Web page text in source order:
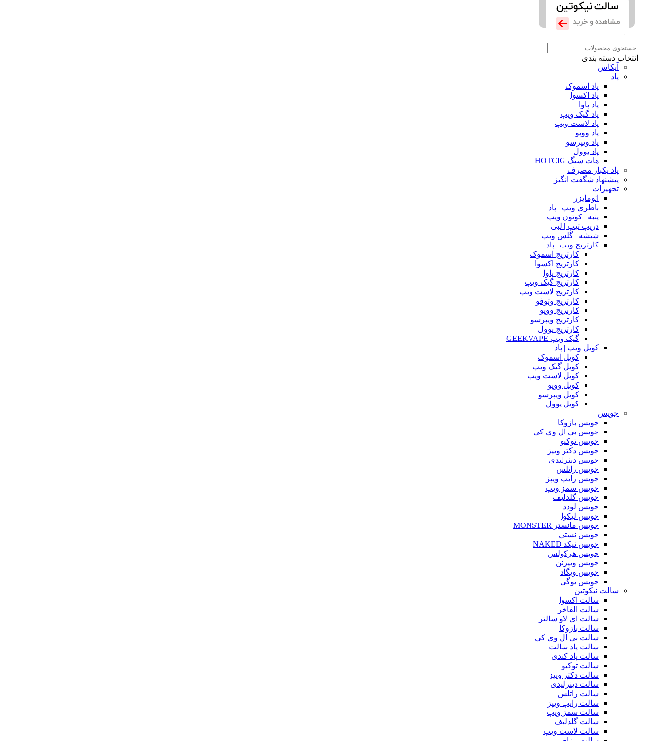
انتخاب دسته بندی
آیکاس
پاد
پاد اسموک
پاد اکسوا
پاد پاوا
پاد گیک ویپ
پاد لاست ویپ
پاد ووپو
پاد ویپرسو
پاد یوول
هات سیگ HOTCIG
پاد یکبار مصرف
پیشنهاد شگفت انگیز
تجهیزات
اتومایزر
باطری ویپ | پاد
پنبه | کوتون ویپ
دریپ تیپ | لبی
شیشه | گلس ویپ
کارتریج ویپ | پاد
کارتریج اسموک
کارتریج اکسوا
کارتریج پاوا
کارتریج گیک ویپ
کارتریج لاست ویپ
کارتریج وتوفو
کارتریج ووپو
کارتریج ویپرسو
کارتریج یوول
گیک ویپ GEEKVAPE
کویل ویپ | پاد
کویل اسموک
کویل گیک ویپ
کویل لاست ویپ
کویل ووپو
کویل ویپرسو
کویل یوول
جویس‌
جویس بازوکا
جویس بی ال وی کی
جویس توکیو
جویس دکتر ویپز
جویس دینرلیدی
جویس راتلس
جویس رایپ ویپز
جویس سمز ویپ
جویس گلدلیف
جویس لودد
جویس لیکوا
جویس مانستر MONSTER
جویس نستی
جویس نیکد NAKED
جویس هرکولس
جویس ویپرتن
جویس ویگاد
جویس یوگی
سالت نیکوتین
سالت اکسوا
سالت الفاخر
سالت ای لاو سالتز
سالت بازوکا
سالت بی ال وی کی
سالت پاد سالت
سالت پاد کندی
سالت توکیو
سالت دکتر ویپز
سالت دینرلیدی
سالت راتلس
سالت رایپ ویپز
سالت سمز ویپ
سالت گلدلیف
سالت لاست ویپ